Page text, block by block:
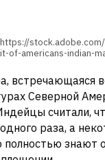
of-americans-indian-
встречающаяся
Северной
считали,
раза, а
полностью знают